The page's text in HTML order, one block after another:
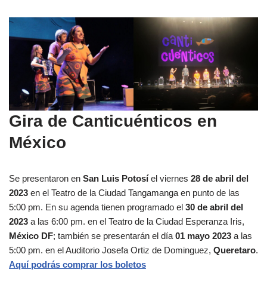
Gira de Canticuénticos en
México
Se presentaron en San Luis Potosíel viernes 28 de abril del
2023 en el Teatro de la Ciudad Tangamanga en punto de las
5:00 pm. En su agenda tienen programado el 30 de abril del
2023 a las 6:00 pm. en el Teatro de la Ciudad Esperanza Iris,
México DF; también se presentarán el día 01 mayo 2023 a las
5:00 pm. en el Auditorio Josefa Ortiz de Dominguez, Queretaro.
Aquí podrás comprar los boletos